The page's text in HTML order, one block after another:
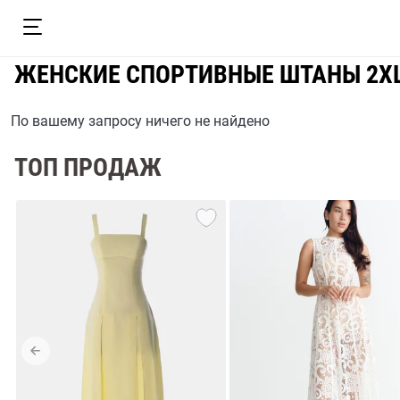
ЖЕНСКИЕ СПОРТИВНЫЕ ШТАНЫ
По вашему запросу ничего не найдено
ТОП ПРОДАЖ